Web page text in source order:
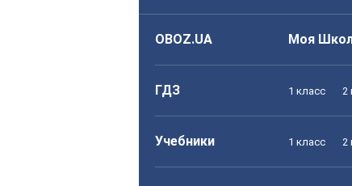
OBOZ.UA Моя
ГДЗ 1 класс 2
Учебники 1 класс 2